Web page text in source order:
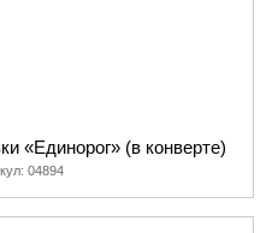
«Единорог» (в конверте)
04894